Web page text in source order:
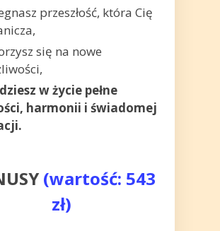
przeszłość, która Cię
się na nowe
w życie pełne
harmonii i świadomej
(wartość: 543
zł)